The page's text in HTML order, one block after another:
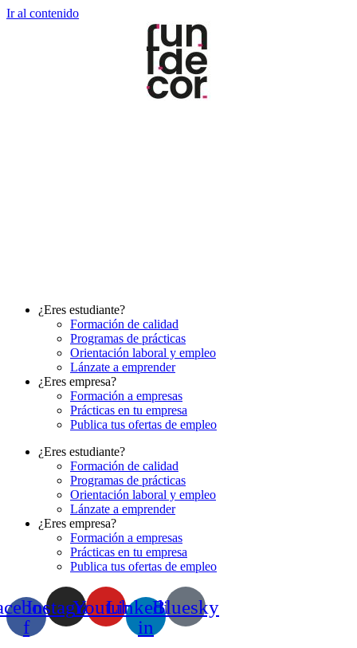
Ir al contenido
¿Eres estudiante?
Formación de calidad
Programas de prácticas
Orientación laboral y empleo
Lánzate a emprender
¿Eres empresa?
Formación a empresas
Prácticas en tu empresa
Publica tus ofertas de empleo
¿Eres estudiante?
Formación de calidad
Programas de prácticas
Orientación laboral y empleo
Lánzate a emprender
¿Eres empresa?
Formación a empresas
Prácticas en tu empresa
Publica tus ofertas de empleo
f
InstagramYoutubeLinkedin-
in
Bluesky